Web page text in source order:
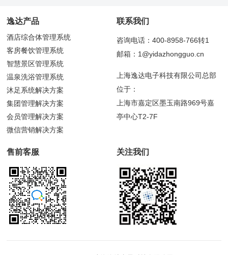
逸达产品
酒店综合体管理系统
客房餐饮管理系统
智慧景区管理系统
温泉洗浴管理系统
沐足系统解决方案
集团管理解决方案
会员管理解决方案
微信营销解决方案
联系我们
咨询电话：400-8958-766转1
邮箱：1@yidazhongguo.cn
上海逸达电子科技有限公司总部
位于：
上海市嘉定区墨玉南路969号嘉
亭中心T2-7F
售前客服 关注我们